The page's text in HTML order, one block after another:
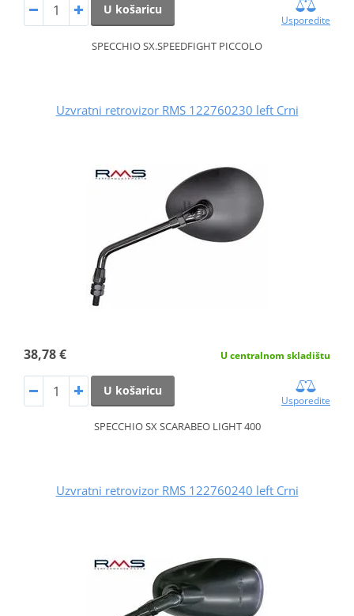
U košaricu
Usporedite
SPECCHIO SX.SPEEDFIGHT PICCOLO
Uzvratni retrovizor RMS 122760230 left Crni
38,78 € U centralnom skladištu
U košaricu
Usporedite
SPECCHIO SX SCARABEO LIGHT 400
Uzvratni retrovizor RMS 122760240 left Crni